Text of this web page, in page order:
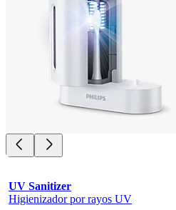
UV Sanitizer
Higienizador por rayos UV